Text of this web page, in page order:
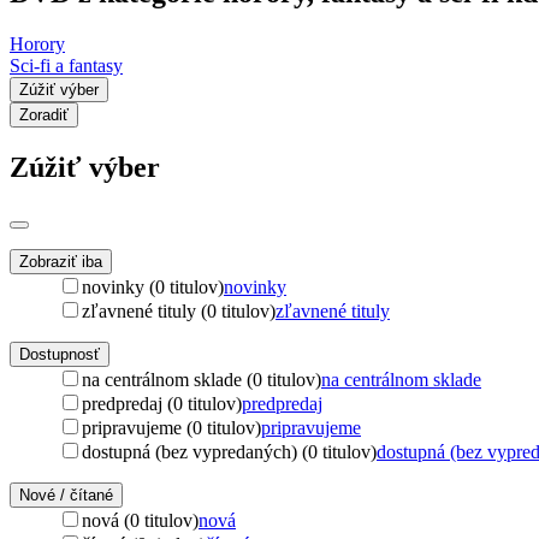
Horory
Sci-fi a fantasy
Zúžiť výber
Zoradiť
Zúžiť výber
Zobraziť iba
novinky (0 titulov)novinky
zľavnené tituly (0 titulov)zľavnené tituly
Dostupnosť
na centrálnom sklade (0 titulov)na centrálnom sklade
predpredaj (0 titulov)predpredaj
pripravujeme (0 titulov)pripravujeme
dostupná (bez vypredaných) (0 titulov)dostupná (bez
Nové / čítané
nová (0 titulov)nová